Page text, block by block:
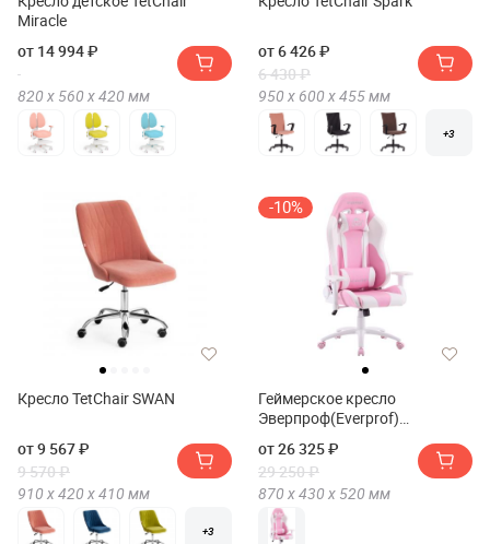
Miracle
от 14 994 ₽
820 х 560 х420 мм
от 6 426 ₽
6 430 ₽
950 х 600 х455мм
+3
Кресло TetChair SWAN
от 9 567 ₽
9 570 ₽
910 х420 х410 мм
+3
-10%
Геймерское кресло
Эверпроф(Everprof)
от 26 325 ₽
29 250 ₽
870 х430 х 520 мм